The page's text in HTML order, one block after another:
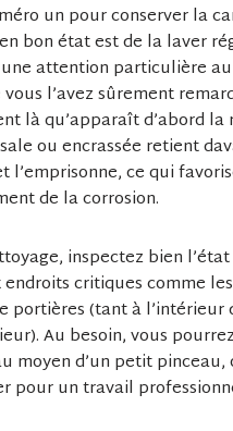
un pour conserver la
bon état est de la laver
attention particulière
l’avez sûrement
là qu’apparaît d’abord la
ou encrassée retient
l’emprisonne, ce qui
de la corrosion.
inspectez bien
critiques comme
portières (tant à l’intérieur
Au besoin, vous
moyen d’un petit
pour un travail